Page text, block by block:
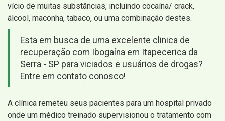
vício de muitas substâncias, incluindo cocaína/ crack,
álcool, maconha, tabaco, ou uma combinação destes.
Esta em busca de uma excelente clinica de
recuperação com Ibogaína em Itapecerica da
Serra - SP para viciados e usuários de drogas?
Entre em contato conosco!
A clínica remeteu seus pacientes para um hospital privado
onde um médico treinado supervisionou o tratamento com